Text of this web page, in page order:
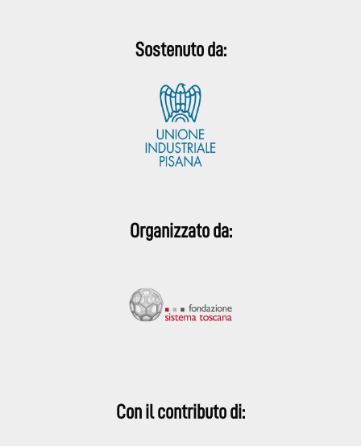
Sostenuto da:
Organizzato da:
Con il contributo di: